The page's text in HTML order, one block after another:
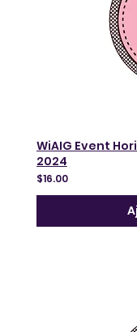
WiAIG Event
2024
$16.00